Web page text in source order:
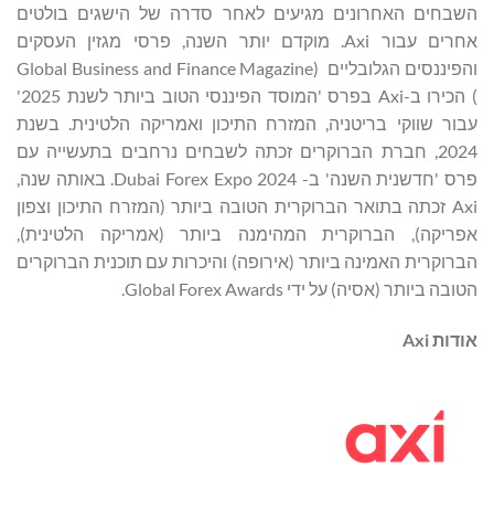
השבחים האחרונים מגיעים לאחר סדרה של הישגים בולטים
אחרים עבור Axi. מוקדם יותר השנה, פרסי מגזין העסקים
והפיננסים הגלובליים (Global Business and Finance Magazine
) הכירו ב-Axi בפרס 'המוסד הפיננסי הטוב ביותר לשנת 2025'
עבור שווקי בריטניה, המזרח התיכון ואמריקה הלטינית. בשנת
2024, חברת הברוקרים זכתה לשבחים נרחבים בתעשייה עם
פרס 'חדשנית השנה' ב- Dubai Forex Expo 2024. באותה שנה,
Axi זכתה בתואר הברוקרית הטובה ביותר (המזרח התיכון וצפון
אפריקה), הברוקרית המהימנה ביותר (אמריקה הלטינית),
הברוקרית האמינה ביותר (אירופה) והיכרות עם תוכנית הברוקרים
הטובה ביותר (אסיה) על ידי Global Forex Awards.
אודותAxi